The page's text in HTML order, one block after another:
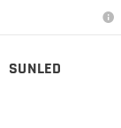
SUNLED